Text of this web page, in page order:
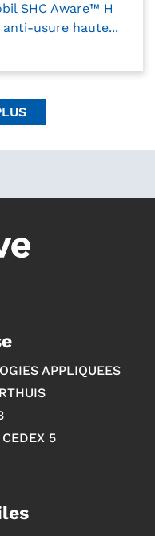
SHC Aware™ H
usure haute...
APPLIQUEES
5